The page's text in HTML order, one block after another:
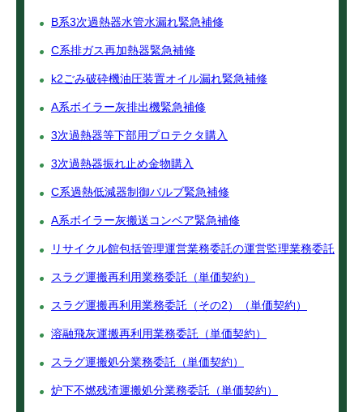
B系3次過熱器水管水漏れ緊急補修
C系排ガス再加熱器緊急補修
k2ごみ破砕機油圧装置オイル漏れ緊急補修
A系ボイラー灰排出機緊急補修
3次過熱器等下部用プロテクタ購入
3次過熱器振れ止め金物購入
C系過熱低減器制御バルブ緊急補修
A系ボイラー灰搬送コンベア緊急補修
リサイクル館包括管理運営業務委託の運営監理業務委託
スラグ運搬再利用業務委託（単価契約）
スラグ運搬再利用業務委託（その2）（単価契約）
溶融飛灰運搬再利用業務委託（単価契約）
スラグ運搬処分業務委託（単価契約）
炉下不燃残渣運搬処分業務委託（単価契約）